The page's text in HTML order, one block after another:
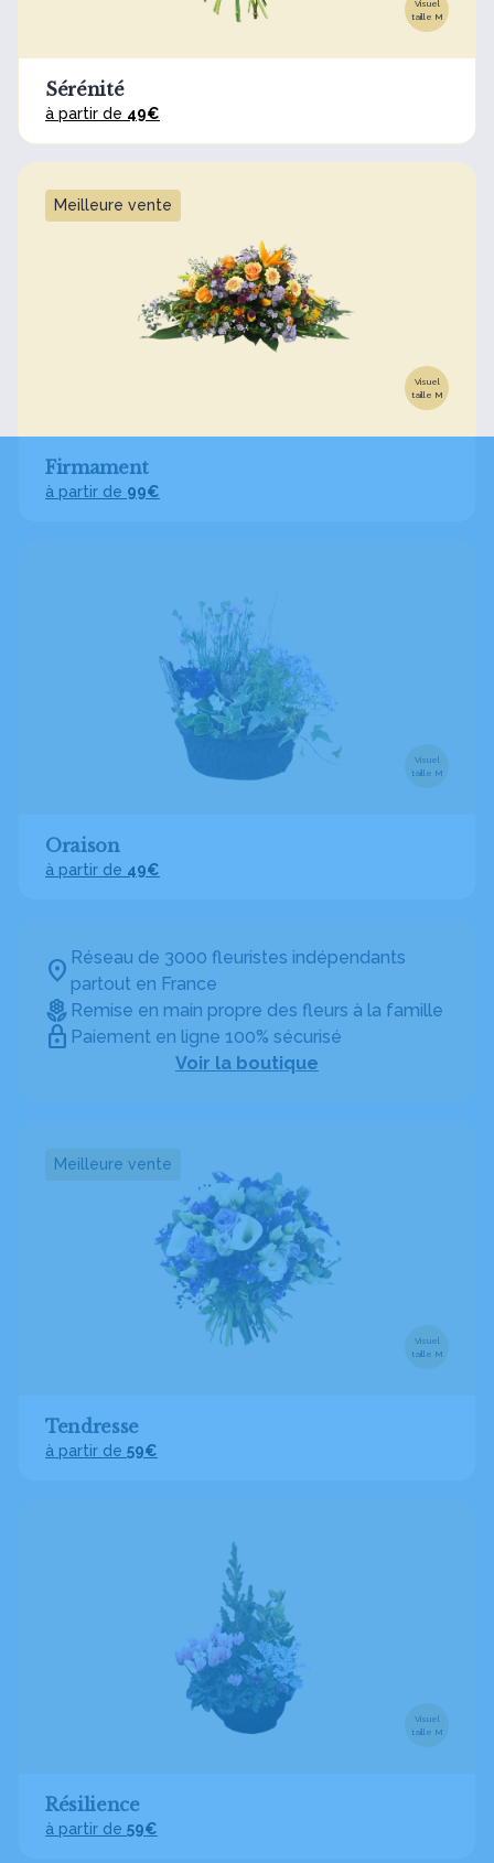
Réseau de 3000 fleuristes indépendants
partout en France
Remise en main propre des fleurs à la famille
Paiement en ligne 100% sécurisé
Voir la boutique
Visuel
taille M
Sérénité
à partir de 49€
Meilleure vente
Visuel
taille M
Firmament
à partir de 99€
Visuel
taille M
Oraison
à partir de 49€
Meilleure vente
Visuel
taille M
Tendresse
à partir de 59€
Visuel
taille M
Résilience
à partir de 59€